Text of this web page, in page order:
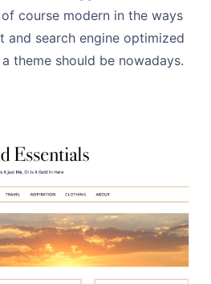
course modern in the ways
and search engine optimized
theme should be nowadays.